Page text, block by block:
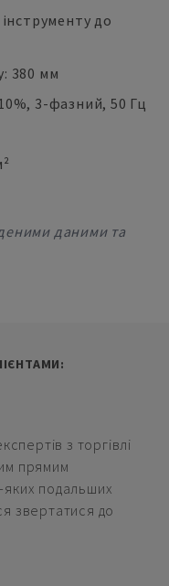
до
380 мм
3-фазний, 50 Гц
даними та
з торгівлі
прямим
подальших
звертатися до